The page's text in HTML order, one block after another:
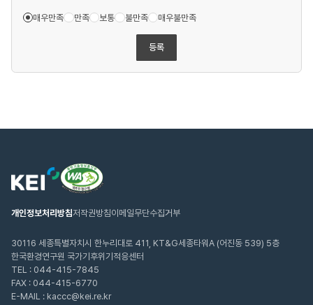
매우만족 만족 보통 불만족 매우불만족
등록
국
환
연
웹
접
근
증
개인정보처리방침저작권방침이메일무단수집거부
30116 세종특별자치시 한누리대로 411, KT&G세종타워A (어진동 539) 5층
한국환경연구원 국가기후위기적응센터
TEL : 044-415-7845
FAX : 044-415-6770
E-MAIL : kaccc@kei.re.kr